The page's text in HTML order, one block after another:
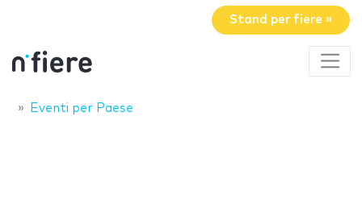
Stand per fiere »
Eventi per Paese